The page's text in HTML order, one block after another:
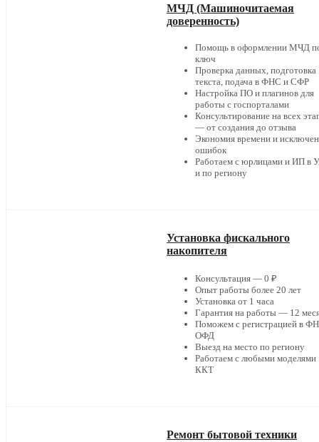
МЧД (Машиночитаемая
доверенность)
Помощь в оформлении МЧД
ключ
Проверка данных, подготовка
текста, подача в ФНС и СФР
Настройка ПО и плагинов для
работы с госпорталами
Консультирование на всех
— от создания до отзыва
Экономия времени и
ошибок
Работаем с юрлицами и ИП в
и по региону
Установка фискального
накопителя
Консультация — 0 ₽
Опыт работы более 20 лет
Установка от 1 часа
Гарантия на работы — 12
Поможем с регистрацией в
ОФД
Выезд на место по региону
Работаем с любыми моделями
ККТ
Ремонт бытовой техники